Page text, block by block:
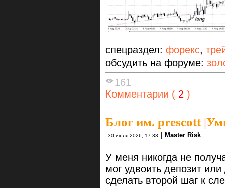
спецраздел: форекс,
обсудить на форуме:
161
Комментарии ( 2 )
Блог им. prescott|
30 июля 2026, 17:33 | Master Risk
У меня никогда не
мог удвоить депозит
сделать второй шаг к